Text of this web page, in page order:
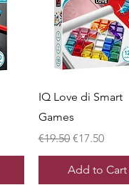
Quick View
IQ Love di Smart
Games
Regular Price
€19.50 Sale Price
€17.50
Add to Cart